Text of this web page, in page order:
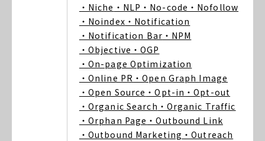
・Niche ・NLP ・No-code ・Nofollow
・Noindex ・Notification
・Notification Bar ・NPM
・Objective ・OGP
・On-page Optimization
・Online PR ・Open Graph Image
・Open Source ・Opt-in ・Opt-out
・Organic Search ・Organic Traffic
・Orphan Page ・Outbound Link
・Outbound Marketing ・Outreach